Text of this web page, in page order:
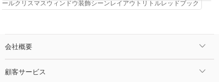
ールクリスマスウィンドウ装飾シーンレイアウトリトルレッドブック
会社概要
顧客サービス